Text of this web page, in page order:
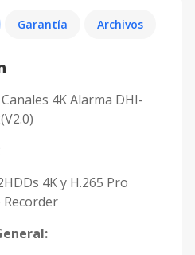
Garantía Archivos
4K Alarma DHI-
4K y H.265 Pro